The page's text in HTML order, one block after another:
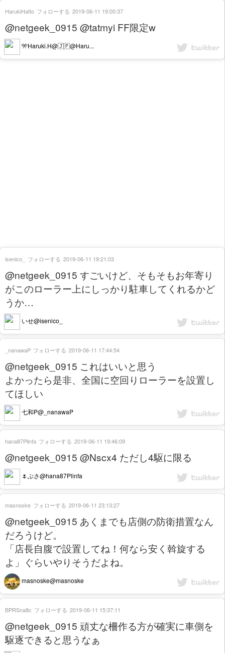
@netgeek_0915 @tatmyi FF限定w
🎌Haruki.H@🇯🇵@Haru...
HarukiHatto フォローする 2019-06-11 19:00:37
@netgeek_0915 すごいけど、そもそもお年寄り
がこのローラー上にしっかり駐車してくれるかど
うか…
いせ@isenico_
isenico_ フォローする 2019-06-11 19:21:03
@netgeek_0915 これはいいと思う
よかったら是非、全国に空回りローラーを設置し
てほしい
七和P@_nanawaP
_nanawaP フォローする 2019-06-11 17:44:54
@netgeek_0915 @Nscx4 ただし4駆に限る
🌷ぶさ@hana87Plinfa
hana87Plinfa フォローする 2019-06-11 19:46:09
@netgeek_0915 あくまでも店側の防衛措置なん
だろうけど。
「店長自腹で設置してね！何なら安く斡旋する
よ」ぐらいやりそうだよね。
masnoske@masnoske
masnoske フォローする 2019-06-11 23:13:27
@netgeek_0915 頑丈な柵作る方が確実に車側を
駆逐できると思うなぁ
BPRSna8c フォローする 2019-06-11 15:37:11